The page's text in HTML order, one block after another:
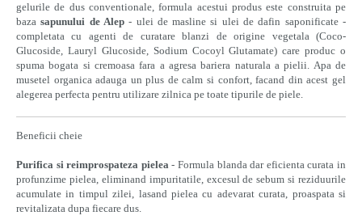
gelurile de dus conventionale, formula acestui produs este construita pe
bazasapunului de Alep- ulei de masline si ulei de dafin saponificate -
completata cu agenti de curatare blanzi de origine vegetala (Coco-
Glucoside, Lauryl Glucoside, Sodium Cocoyl Glutamate) care produc o
spuma bogata si cremoasa fara a agresa bariera naturala a pielii. Apa de
musetel organica adauga un plus de calm si confort, facand din acest gel
alegerea perfecta pentru utilizare zilnica pe toate tipurile de piele.
Beneficii cheie
Purifica si reimprospateza pielea- Formula blanda dar eficienta curata in
profunzime pielea, eliminand impuritatile, excesul de sebum si reziduurile
acumulate in timpul zilei, lasand pielea cu adevarat curata, proaspata si
revitalizata dupa fiecare dus.